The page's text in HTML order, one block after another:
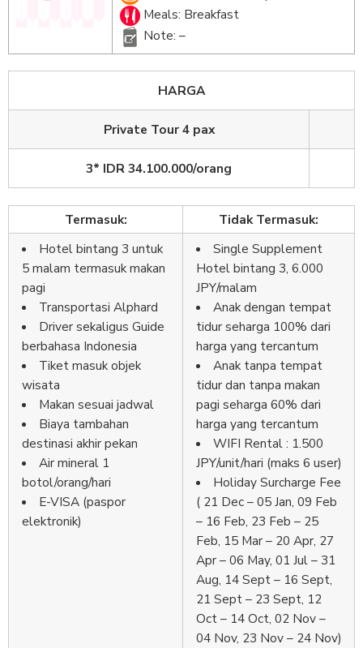
Meals: Breakfast
Note: –
HARGA
Private Tour 4 pax
3* IDR34.100.000/orang
Termasuk:
Tidak Termasuk:
Hotel bintang 3 untuk
5 malam termasuk makan
pagi
Transportasi Alphard
Driver sekaligus Guide
berbahasa Indonesia
Tiket masuk objek
wisata
Makan sesuai jadwal
Biaya tambahan
destinasi akhir pekan
Air mineral 1
botol/orang/hari
E-VISA (paspor
elektronik)
Single Supplement
Hotel bintang 3, 6.000
JPY/malam
Anak dengan tempat
tidur seharga 100% dari
harga yang tercantum
Anak tanpa tempat
tidur dan tanpa makan
pagi seharga 60% dari
harga yang tercantum
WIFI Rental : 1.500
JPY/unit/hari (maks 6 user)
Holiday Surcharge Fee
( 21 Dec – 05 Jan, 09 Feb
– 16 Feb, 23 Feb – 25
Feb, 15 Mar – 20 Apr, 27
Apr – 06 May, 01 Jul – 31
Aug, 14 Sept – 16 Sept,
21 Sept – 23 Sept, 12
Oct – 14 Oct, 02 Nov –
04 Nov, 23 Nov – 24 Nov)